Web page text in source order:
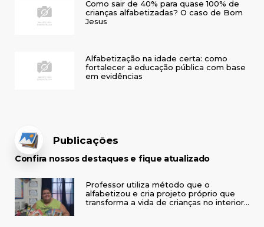
Como sair de 40% para quase 100% de
crianças alfabetizadas? O caso de Bom
Jesus
Alfabetização na idade certa: como
fortalecer a educação pública com base
em evidências
Publicações
Confira nossos destaques e fique atualizado
Professor utiliza método que o
alfabetizou e cria projeto próprio que
transforma a vida de crianças no interior